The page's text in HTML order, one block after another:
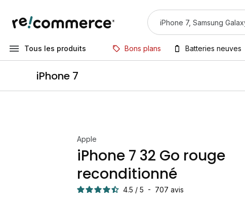
Tous les produits Bons plans Batteries neuves
iPhone 7
Apple
iPhone 7 32 Go rouge
reconditionné
4.5 / 5 - 707 avis